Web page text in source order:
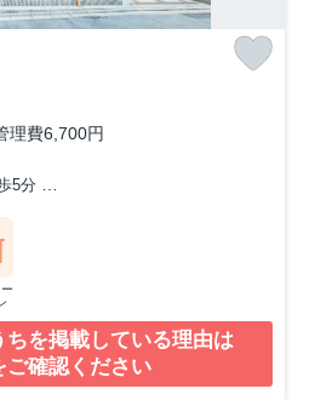
理費6,700円
5分
ちを掲載している理由は
ご確認ください